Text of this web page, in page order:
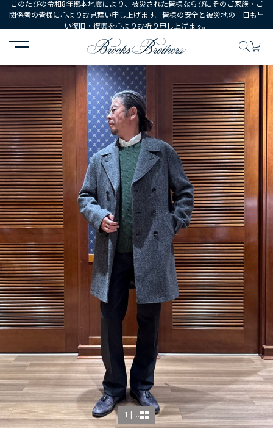
このたびの令和8年熊本地震により、被災された皆様ならびにそのご家族・ご
関係者の皆様に心よりお見舞い申し上げます。皆様の安全と被災地の一日も早
い復旧・復興を心よりお祈り申し上げます。
HOME コーディネート コーディネート詳細
1 | ...